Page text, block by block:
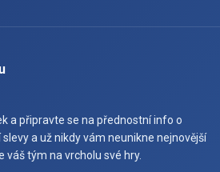
a připravte se na přednostní info o
a už nikdy vám neunikne nejnovější
váš tým na vrcholu své hry.